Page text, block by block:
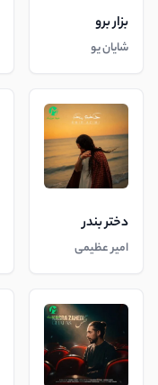
بزار برو
شایان یو
دختر بندر
امیر عظیمی